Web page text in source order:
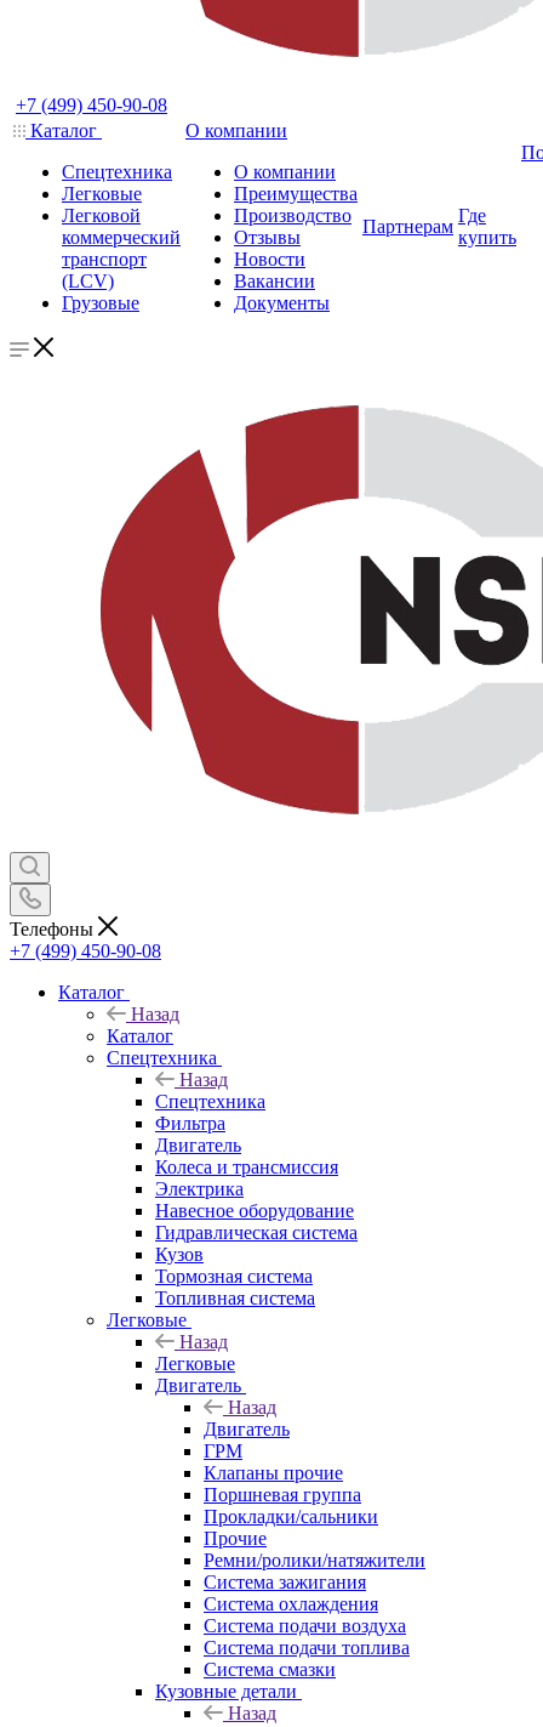
+7 (499) 450-90-08
Каталог
Спецтехника
Легковые
Легковой
коммерческий
транспорт
(LCV)
Грузовые
О компании
О компании
Преимущества
Производство
Отзывы
Новости
Вакансии
Документы
Партнерам
Где
купить
Телефоны
+7 (499) 450-90-08
Каталог
Назад
Каталог
Спецтехника
Назад
Спецтехника
Фильтра
Двигатель
Колеса и трансмиссия
Электрика
Навесное оборудование
Гидравлическая система
Кузов
Тормозная система
Топливная система
Легковые
Назад
Легковые
Двигатель
Назад
Двигатель
ГРМ
Клапаны прочие
Поршневая группа
Прокладки/сальники
Прочие
Ремни/ролики/натяжители
Система зажигания
Система охлаждения
Система подачи воздуха
Система подачи топлива
Система смазки
Кузовные детали
Назад